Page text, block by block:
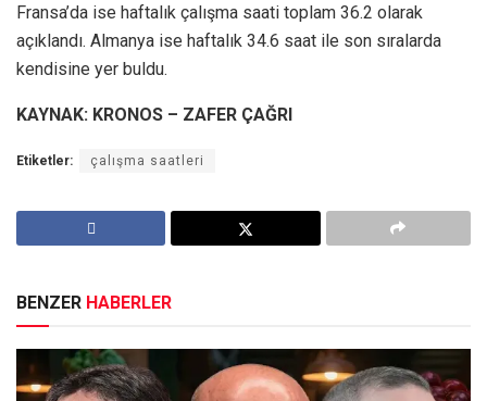
Fransa’da ise haftalık çalışma saati toplam 36.2 olarak
açıklandı. Almanya ise haftalık 34.6 saat ile son sıralarda
kendisine yer buldu.
KAYNAK: KRONOS – ZAFER ÇAĞRI
Etiketler: çalışma saatleri
BENZER HABERLER